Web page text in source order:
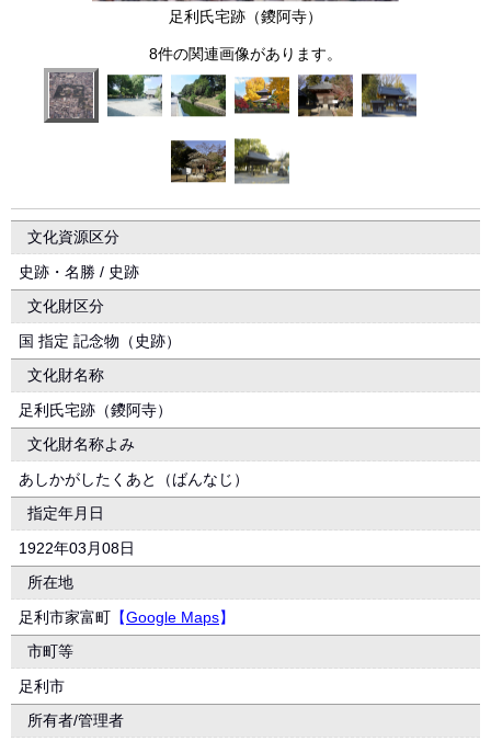
足利氏宅跡（鑁阿寺）
8件の関連画像があります。
文化資源区分
史跡・名勝 / 史跡
文化財区分
国 指定 記念物（史跡）
文化財名称
足利氏宅跡（鑁阿寺）
文化財名称よみ
あしかがしたくあと（ばんなじ）
指定年月日
1922年03月08日
所在地
足利市家富町 【Google Maps】
市町等
足利市
所有者/管理者